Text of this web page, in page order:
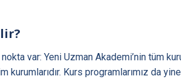
var: Yeni Uzman Akademi’nin tüm
Kurs programlarımız da yine